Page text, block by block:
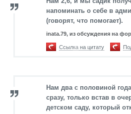
напоминать о себе в
(говорят, что помогает).
inata.79, из обсуждения на
Ссылка на цитату
Нам два с половиной
сразу, только встав в
детском саду, который